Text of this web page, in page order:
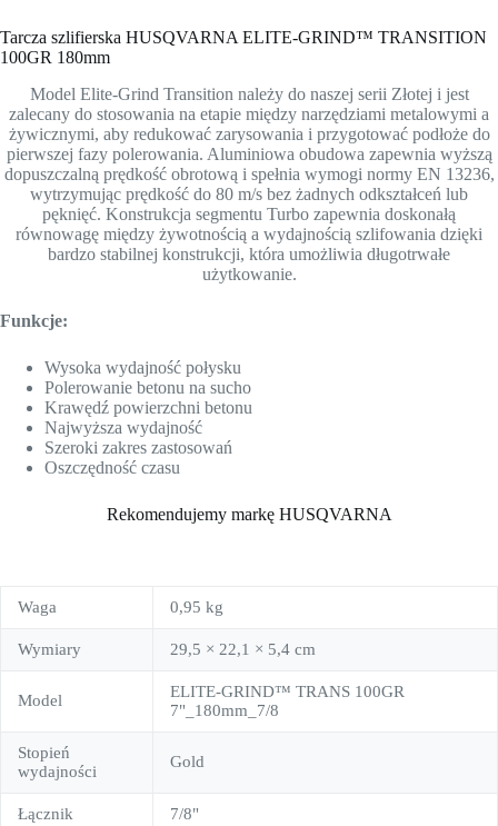
Tarcza szlifierska HUSQVARNA ELITE-GRIND™ TRANSITION
100GR 180mm
Model Elite-Grind Transition należy do naszej serii Złotej i jest
zalecany do stosowania na etapie między narzędziami metalowymi a
żywicznymi, aby redukować zarysowania i przygotować podłoże do
pierwszej fazy polerowania. Aluminiowa obudowa zapewnia wyższą
dopuszczalną prędkość obrotową i spełnia wymogi normy EN 13236,
wytrzymując prędkość do 80 m/s bez żadnych odkształceń lub
pęknięć. Konstrukcja segmentu Turbo zapewnia doskonałą
równowagę między żywotnością a wydajnością szlifowania dzięki
bardzo stabilnej konstrukcji, która umożliwia długotrwałe
użytkowanie.
Funkcje:
Wysoka wydajność połysku
Polerowanie betonu na sucho
Krawędź powierzchni betonu
Najwyższa wydajność
Szeroki zakres zastosowań
Oszczędność czasu
Rekomendujemy markę HUSQVARNA
Waga 0,95 kg
Wymiary 29,5 × 22,1 × 5,4 cm
Model
ELITE-GRIND™ TRANS 100GR
7"_180mm_7/8
Stopień
wydajności
Gold
Łącznik 7/8"